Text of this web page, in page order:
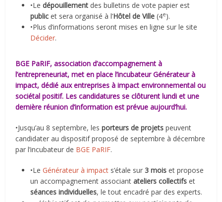
•Ledépouillement des bulletins de vote papier est
publicet sera organisé à l’Hôtel de Ville (4e).
•Plus d’informations seront mises en ligne sur le site
Décider.
BGE PaRIF, association d’accompagnement à
l’entrepreneuriat, met en place l’incubateur Générateur à
impact, dédié aux entreprises à impact environnemental ou
sociétal positif. Les candidatures se clôturent lundi et une
dernière réunion d’information est prévue aujourd’hui.
•Jusqu’au 8 septembre, lesporteurs de projetspeuvent
candidater au dispositif proposé de septembre à décembre
par l’incubateur de BGE PaRIF.
•LeGénérateur à impact s’étale sur3 mois et propose
un accompagnement associant ateliers collectifset
séances individuelles, le tout encadré par des experts.